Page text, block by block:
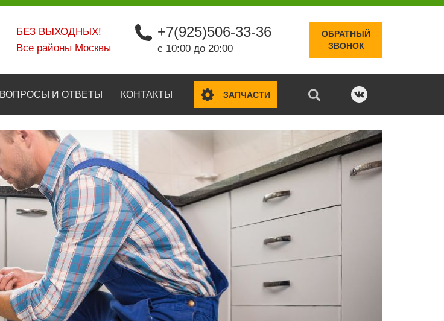
БЕЗ ВЫХОДНЫХ!
Все районы Москвы
+7(925)506-33-36
с 10:00 до 20:00
ОБРАТНЫЙ
ЗВОНОК
ВОПРОСЫ И ОТВЕТЫ КОНТАКТЫ ЗАПЧАСТИ